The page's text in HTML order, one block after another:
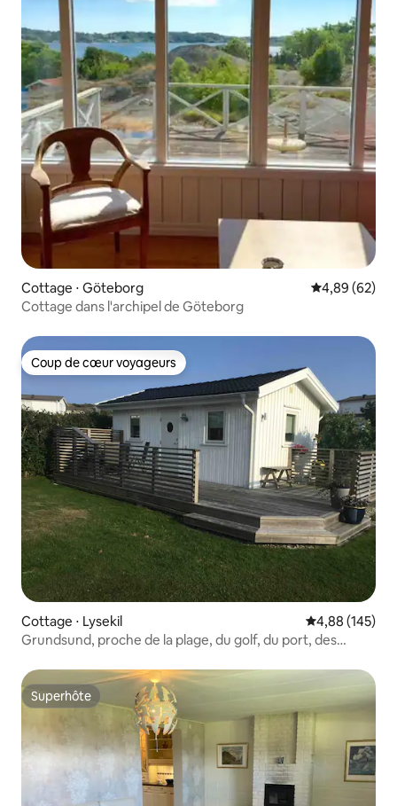
Cottage ⋅ Göteborg Évaluation
4,89 (62)
Cottage dans l'archipel de Göteborg
Coup de cœur voyageurs
Coup de cœur voyageurs
Cottage ⋅ Lysekil Évaluation
4,88 (145)
Grundsund, proche de la plage, du golf, du port, des
Superhôte
Superhôte